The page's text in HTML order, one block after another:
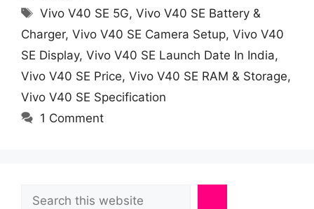
Tags
Vivo V40 SE 5G,Vivo V40 SE Battery &
Charger, Vivo V40 SE Camera Setup, Vivo V40
SE Display, Vivo V40 SE Launch Date In India,
Vivo V40 SE Price, Vivo V40 SE RAM & Storage,
Vivo V40 SE Specification
1 Comment
Search